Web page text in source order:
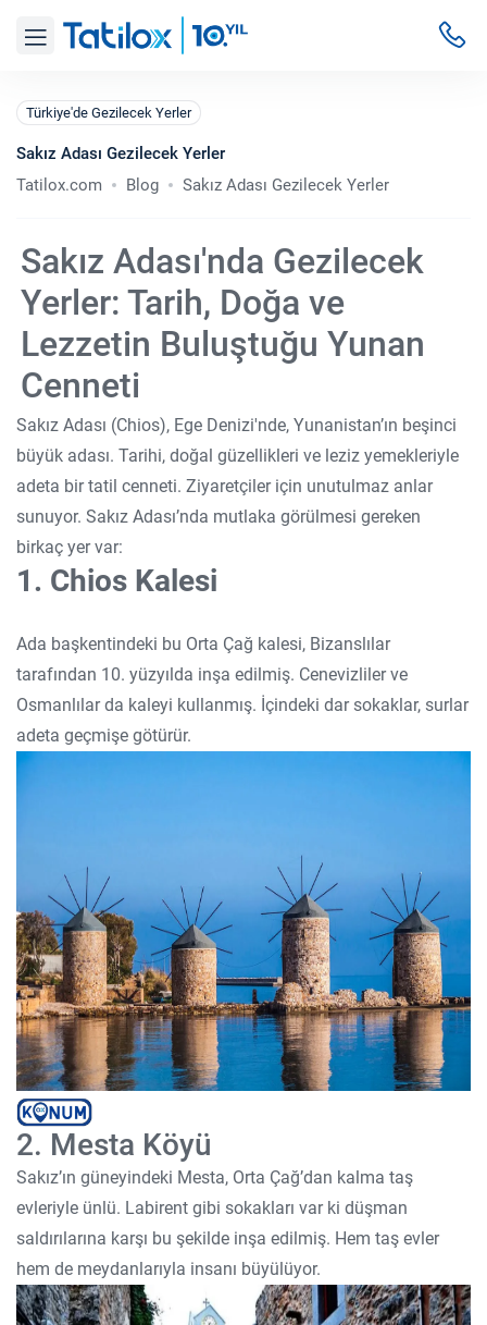
Türkiye'de Gezilecek Yerler
Sakız Adası Gezilecek Yerler
Tatilox.com
Blog Sakız Adası Gezilecek Yerler
Sakız Adası'nda Gezilecek
Yerler: Tarih, Doğa ve
Lezzetin Buluştuğu Yunan
Cenneti
Sakız Adası (Chios), Ege Denizi'nde, Yunanistan’ın beşinci
büyük adası. Tarihi, doğal güzellikleri ve leziz yemekleriyle
adeta bir tatil cenneti. Ziyaretçiler için unutulmaz anlar
sunuyor. Sakız Adası’nda mutlaka görülmesi gereken
birkaç yer var:
1. Chios Kalesi
Ada başkentindeki bu Orta Çağ kalesi, Bizanslılar
tarafından 10. yüzyılda inşa edilmiş. Cenevizliler ve
Osmanlılar da kaleyi kullanmış. İçindeki dar sokaklar, surlar
adeta geçmişe götürür.
2. Mesta Köyü
Sakız’ın güneyindeki Mesta, Orta Çağ’dan kalma taş
evleriyle ünlü. Labirent gibi sokakları var ki düşman
saldırılarına karşı bu şekilde inşa edilmiş. Hem taş evler
hem de meydanlarıyla insanı büyülüyor.